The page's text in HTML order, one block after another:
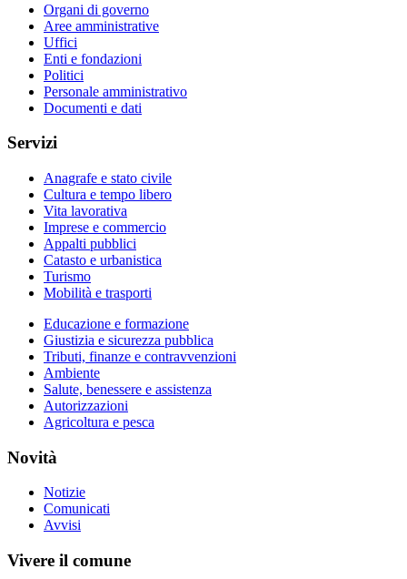
Organi di governo
Aree amministrative
Uffici
Enti e fondazioni
Politici
Personale amministrativo
Documenti e dati
Servizi
Anagrafe e stato civile
Cultura e tempo libero
Vita lavorativa
Imprese e commercio
Appalti pubblici
Catasto e urbanistica
Turismo
Mobilità e trasporti
Educazione e formazione
Giustizia e sicurezza pubblica
Tributi, finanze e contravvenzioni
Ambiente
Salute, benessere e assistenza
Autorizzazioni
Agricoltura e pesca
Novità
Notizie
Comunicati
Avvisi
Vivere il comune